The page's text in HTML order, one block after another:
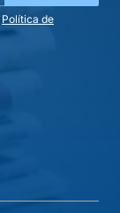
Política de